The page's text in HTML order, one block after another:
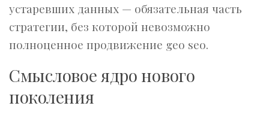
устаревших данных — обязательная часть
стратегии, без которой невозможно
полноценное продвижение geo seo.
Смысловое ядро нового
поколения